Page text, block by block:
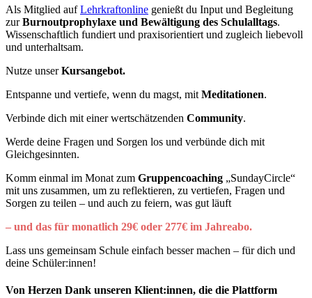
Als Mitglied aufLehrkraftonline genießt du Input und Begleitung
zurBurnoutprophylaxe und Bewältigung des Schulalltags.
Wissenschaftlich fundiert und praxisorientiert und zugleich liebevoll
und unterhaltsam.
Nutze unserKursangebot.
Entspanne und vertiefe, wenn du magst, mit Meditationen.
Verbinde dich mit einer wertschätzenden Community.
Werde deine Fragen und Sorgen los und verbünde dich mit
Gleichgesinnten.
Komm einmal im Monat zum Gruppencoaching „SundayCircle“
mit uns zusammen, um zu reflektieren, zu vertiefen, Fragen und
Sorgen zu teilen – und auch zu feiern, was gut läuft
– und das für monatlich 29€ oder 277€ im Jahreabo.
Lass uns gemeinsam Schule einfach besser machen – für dich und
deine Schüler:innen!
Von Herzen Dank unseren Klient:innen, die die Plattform